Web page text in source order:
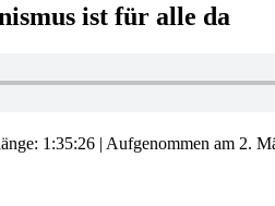
ist für alle da
1:35:26 | Aufgenommen am 2.